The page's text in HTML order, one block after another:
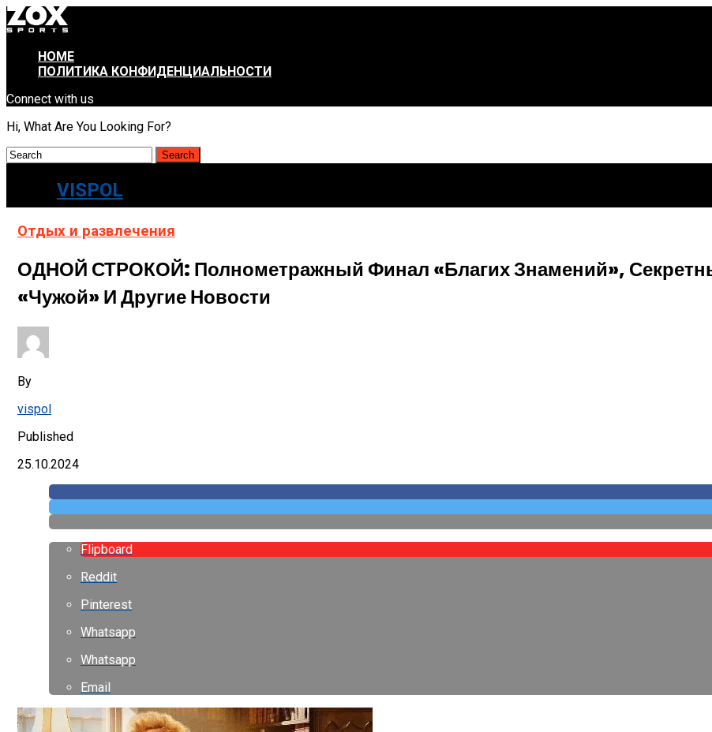
HOME
ПОЛИТИКА КОНФИДЕНЦИАЛЬНОСТИ
Connect with us
Hi, What Are You Looking For?
VISPOL
Отдых и развлечения
ОДНОЙ СТРОКОЙ: Полнометражный Финал «Благих Знамений»,
«Чужой» И Другие Новости
By
vispol
Published
25.10.2024
Flipboard
Reddit
Pinterest
Whatsapp
Whatsapp
Email